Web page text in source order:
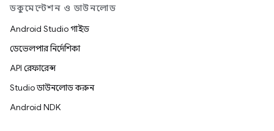
ডকুমেন্টেশন ও ডাউনলোড
Android Studio গাইড
ডেভেলপার নির্দেশিকা
API রেফারেন্স
Studio ডাউনলোড করুন
Android NDK